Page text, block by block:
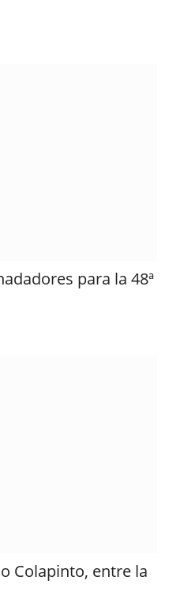
para la 48ª
Colapinto, entre la